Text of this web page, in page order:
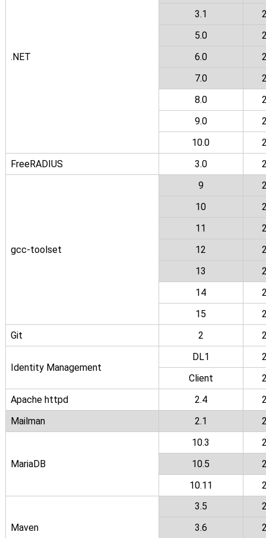
.NET
3.1
5.0
6.0
7.0
8.0
9.0
10.0
FreeRADIUS
3.0
gcc-toolset
9
10
11
12
13
14
15
Git
2
Identity Management
DL1
Client
Apache httpd
2.4
Mailman
2.1
MariaDB
10.3
10.5
10.11
Maven
3.5
3.6